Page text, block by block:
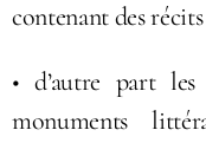
contenant des
• d’autre part
monuments